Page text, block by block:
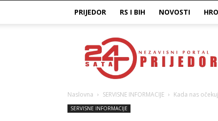
PRIJEDOR RS I BIH NOVOSTI
Prijedor24H
Naslovna SERVISNE INFORMACIJE Kada nas
SERVISNE INFORMACIJE